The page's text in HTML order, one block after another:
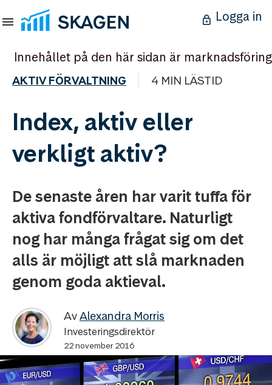
Logga in
Innehållet på den här sidan är marknadsföring
AKTIV FÖRVALTNING 4 MIN LÄSTID
Index, aktiv eller
verkligt aktiv?
De senaste åren har varit tuffa för
aktiva fondförvaltare. Naturligt
nog har många frågat sig om det
alls är möjligt att slå marknaden
genom goda aktieval.
AvAlexandra Morris
Investeringsdirektör
22 november 2016